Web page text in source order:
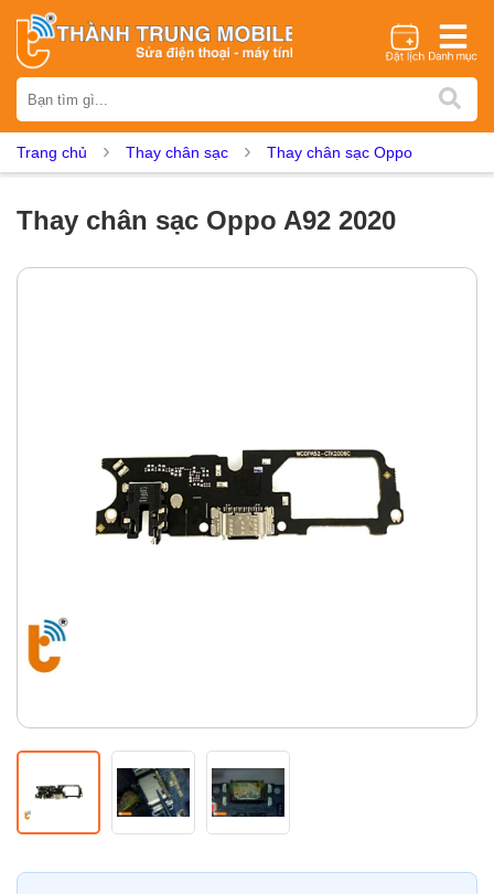
iPhone Samsung Oppo Xiaomi Realme Vivo
Vsmart Huawei Google Pixel
Dịch vụ sửa chữa
Màn hình Xiaomi Màn hình Realme Màn hình Vivo
Màn hình Vsmart Màn hình Google Pixel
Thay pin
Trang chủ Thay chân sạc Thay chân sạc Oppo
Thay chân sạc Oppo A92 2020